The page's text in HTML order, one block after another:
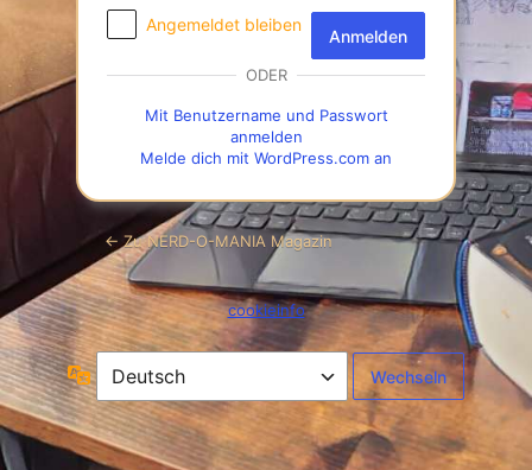
Angemeldet bleiben
ODER
Mit Benutzername und Passwort
anmelden
Melde dich mit WordPress.com an
← Zu NERD-O-MANIA Magazin
cookieinfo
Sprache